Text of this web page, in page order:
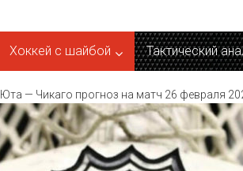
Хоккей c шайбой Тактический
Юта — Чикаго прогноз на матч 26 февраля